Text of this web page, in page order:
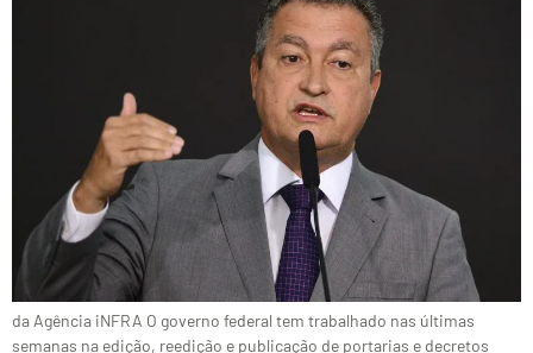
da Agência iNFRA O governo federal tem trabalhado nas últimas
semanas na edição, reedição e publicação de portarias e decretos